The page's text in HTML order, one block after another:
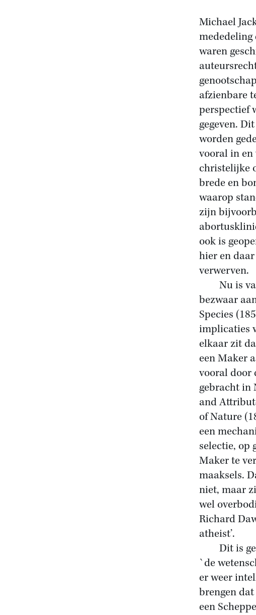
Michael
mededeling
waren
afzienbare
perspectief
gegeven.
worden
vooral in en
christelijke
brede en
waarop
zijn
ook is
hier en
verwerven.
Nu is van
bezwaar
Species
implicaties
elkaar zit
een Maker
vooral door
gebracht in
and
of Nature
een
selectie, op
Maker te
maaksels.
niet, maar
wel
Richard
atheist’.
Dit is
`de
er weer
brengen
een